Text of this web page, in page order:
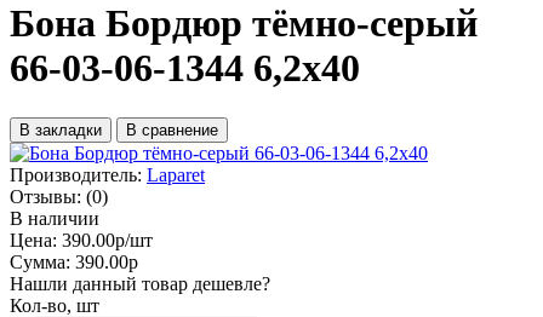
Бона Бордюр тёмно-серый
66-03-06-1344 6,2х40
В закладки В сравнение
Производитель: Laparet
Отзывы: (0)
В наличии
Цена: 390.00р/шт
Сумма: 390.00р
Нашли данный товар дешевле?
Кол-во, шт